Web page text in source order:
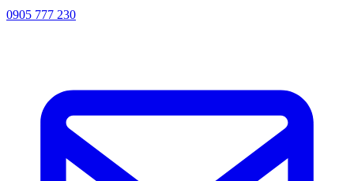
0905 777 230